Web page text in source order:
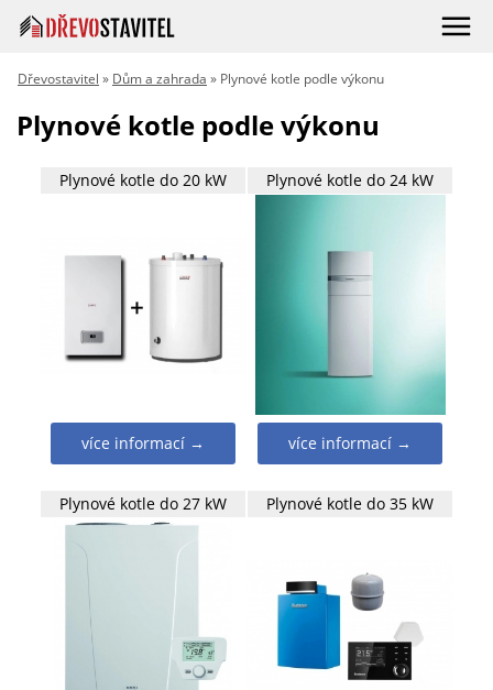
Dřevostavitel » Dům a zahrada » Plynové kotle podle výkonu
Plynové kotle podle výkonu
Plynové kotle do 20 kW
více informací →
Plynové kotle do 24 kW
více informací →
Plynové kotle do 27 kW Plynové kotle do 35 kW